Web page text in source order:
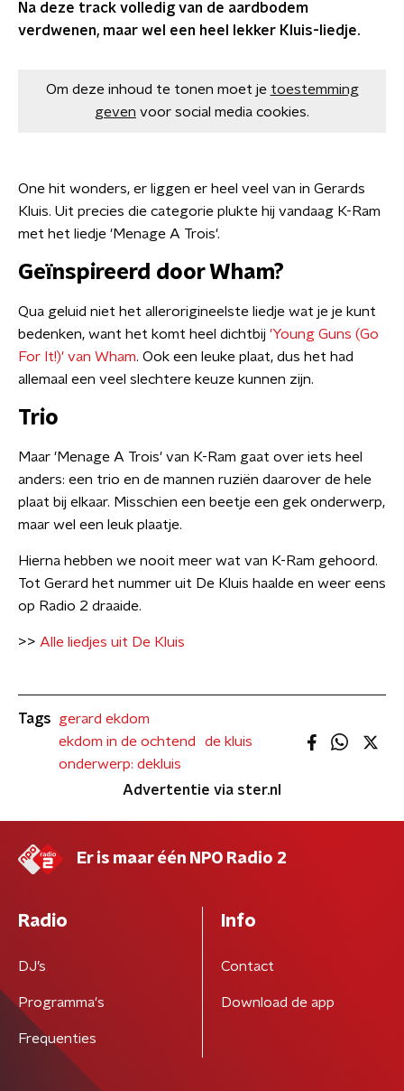
Na deze track volledig van de aardbodem
verdwenen, maar wel een heel lekker Kluis-liedje.
Om deze inhoud te tonen moet je toestemming
geven voor social media cookies.
One hit wonders, er liggen er heel veel van in Gerards
Kluis. Uit precies die categorie plukte hij vandaag K-Ram
met het liedje 'Menage A Trois'.
Geïnspireerd door Wham?
Qua geluid niet het allerorigineelste liedje wat je je kunt
bedenken, want het komt heel dichtbij 'Young Guns (Go
For It!)' van Wham. Ook een leuke plaat, dus het had
allemaal een veel slechtere keuze kunnen zijn.
Trio
Maar 'Menage A Trois' van K-Ram gaat over iets heel
anders: een trio en de mannen ruziën daarover de hele
plaat bij elkaar. Misschien een beetje een gek onderwerp,
maar wel een leuk plaatje.
Hierna hebben we nooit meer wat van K-Ram gehoord.
Tot Gerard het nummer uit De Kluis haalde en weer eens
op Radio 2 draaide.
>> Alle liedjes uit De Kluis
Tags
gerard ekdom
ekdom in de ochtend
de kluis
onderwerp: dekluis
Advertentie via ster.nl
Er is maar één NPO Radio 2
Radio
DJ’s
Programma's
Frequenties
Info
Contact
Download de app